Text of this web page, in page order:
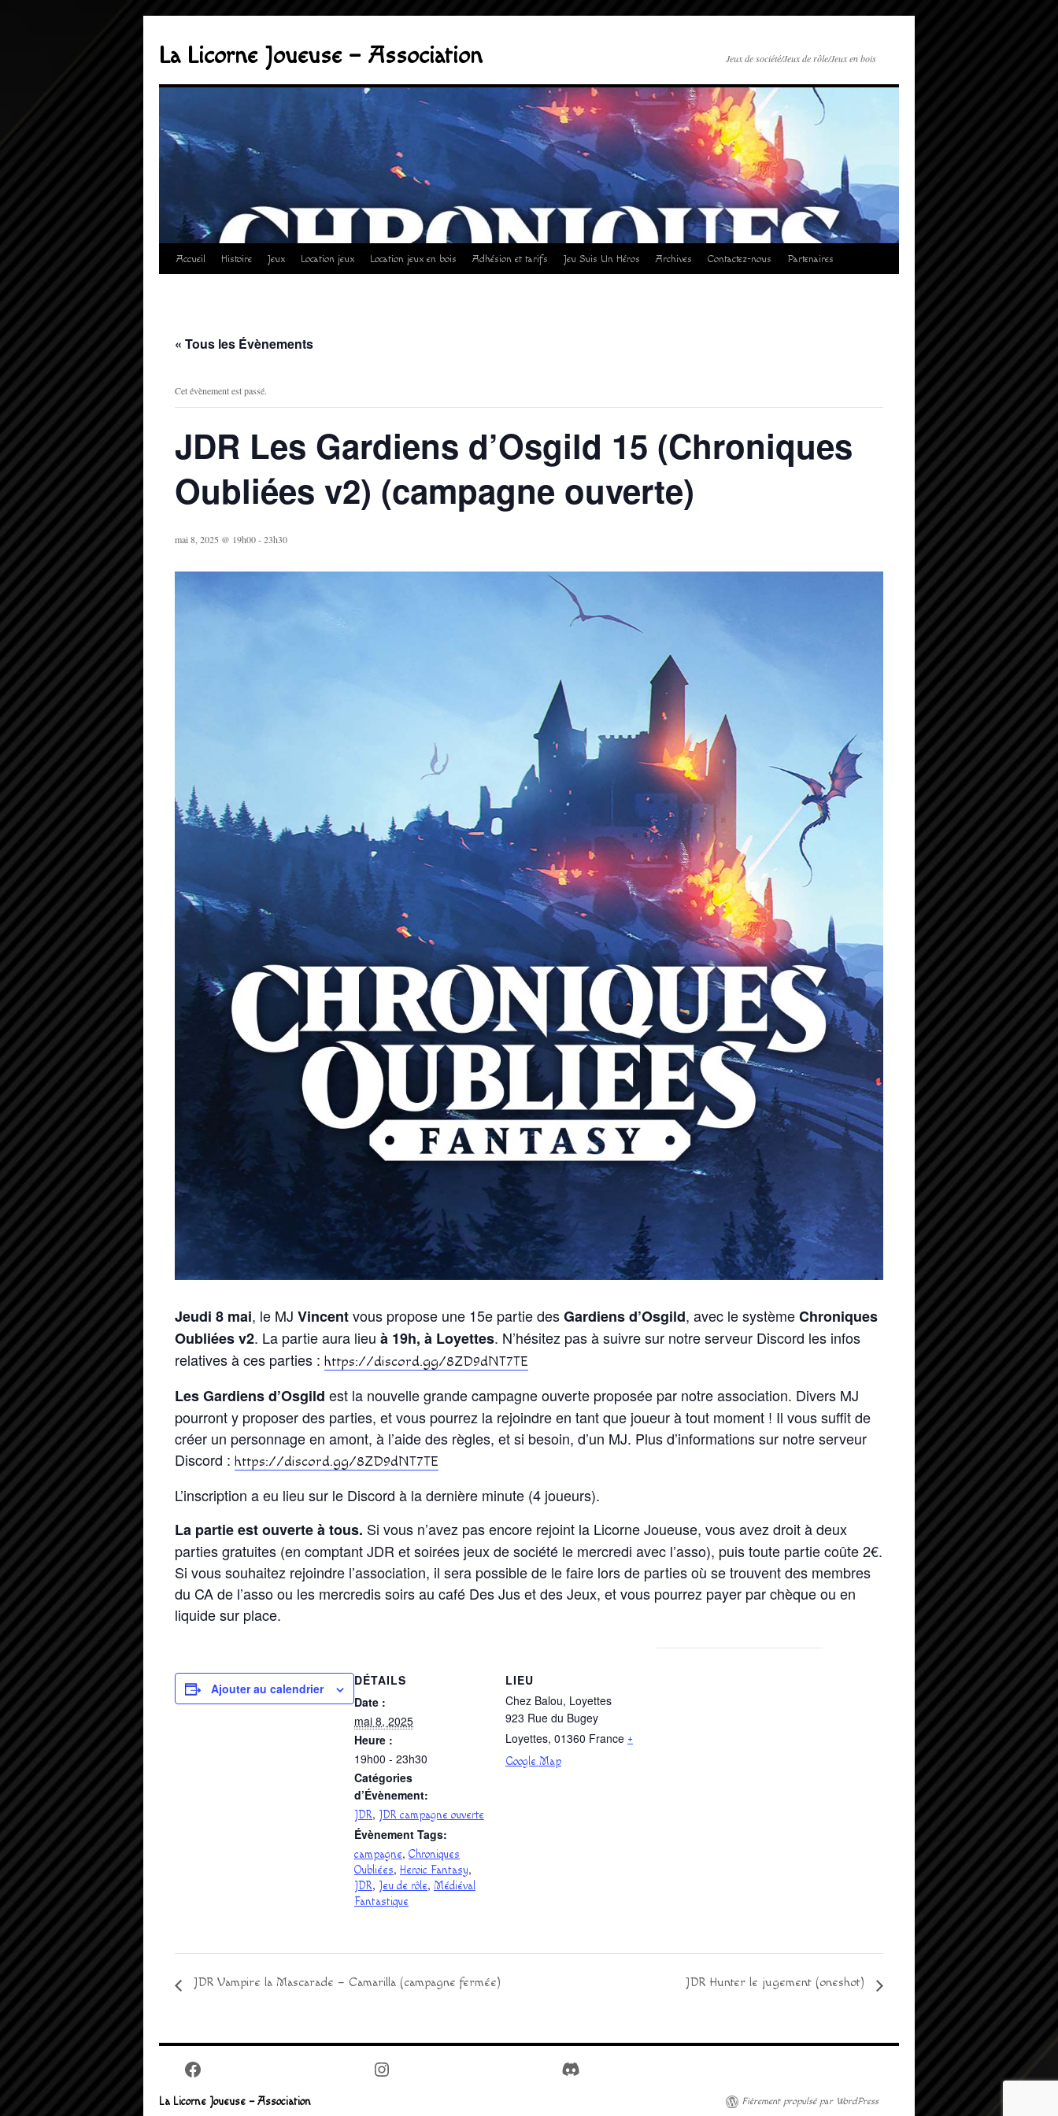
contenu
La Licorne Joueuse – Association Jeux de société/Jeux de rôle/Jeux en bois
Accueil Histoire Jeux Location jeux Location jeux en bois Adhésion et tarifs Jeu Suis Un Héros Archives Contactez-nous Partenaires
« Tous les Évènements
Cet évènement est passé.
JDR Les Gardiens d’Osgild 15 (Chroniques
Oubliées v2) (campagne ouverte)
mai 8, 2025 @ 19h00-23h30
Jeudi 8 mai, le MJ Vincentvous propose une 15e partie desGardiens d’Osgild, avec le systèmeChroniques
Oubliées v2. La partie aura lieu à 19h, à Loyettes. N’hésitez pas à suivre sur notre serveur Discord les infos
relatives à ces parties : https://discord.gg/8ZD9dNT7TE
Les Gardiens d’Osgild est la nouvelle grande campagne ouverte proposée par notre association. Divers MJ
pourront y proposer des parties, et vous pourrez la rejoindre en tant que joueur à tout moment ! Il vous suffit de
créer un personnage en amont, à l’aide des règles, et si besoin, d’un MJ. Plus d’informations sur notre serveur
Discord : https://discord.gg/8ZD9dNT7TE
L’inscription a eu lieu sur le Discord à la dernière minute (4 joueurs).
La partie est ouverte à tous. Si vous n’avez pas encore rejoint la Licorne Joueuse, vous avez droit à deux
parties gratuites (en comptant JDR et soirées jeux de société le mercredi avec l’asso), puis toute partie coûte 2€.
Si vous souhaitez rejoindre l’association, il sera possible de le faire lors de parties où se trouvent des membres
du CA de l’asso ou les mercredis soirs au café Des Jus et des Jeux, et vous pourrez payer par chèque ou en
liquide sur place.
Ajouter au calendrier
DÉTAILS
Date :
mai 8, 2025
Heure :
19h00 - 23h30
Catégories
d’Évènement:
JDR, JDR campagne ouverte
Évènement Tags:
campagne, Chroniques
Oubliées, Heroic Fantasy,
JDR, Jeu de rôle, Médiéval
Fantastique
LIEU
Chez Balou, Loyettes
923 Rue du Bugey
Loyettes, 01360 France +
Google Map
JDR Vampire la Mascarade – Camarilla (campagne fermée) JDR Hunter le jugement (oneshot)
Facebook Instagram Discord
La Licorne Joueuse – Association Fièrement propulsé par WordPress